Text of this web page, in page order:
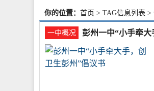
你的位置： 首页 > TAG信息列表 >
一中概况 彭州一中“小手牵